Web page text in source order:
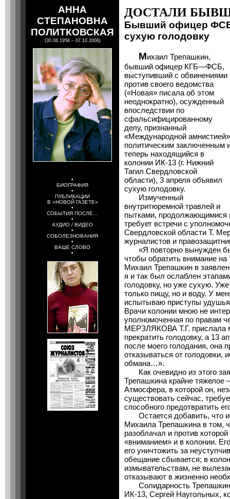
АННА
СТЕПАНОВНА
ПОЛИТКОВСКАЯ
(30.08.1958 – 07.10.2006)
•
БИОГРАФИЯ
•
ПУБЛИКАЦИИ
В «НОВОЙ ГАЗЕТЕ»
•
СОБЫТИЯ ПОСЛЕ…
•
АУДИО / ВИДЕО
•
СОБОЛЕЗНОВАНИЯ
•
ВАШЕ СЛОВО
•
ДОСТАЛИ
Бывший офицер
сухую голодовку
Михаил Трепашкин,
бывший офицер КГБ—ФСБ,
выступивший с обвинениями
против своего ведомства
(«Новая» писала об этом
неоднократно), осужденный
впоследствии по
сфальсифицированному
делу, признанный
«Международной амнистией»
политическим заключенным
теперь находящийся в
колонии ИК-13 (г. Нижний
Тагил Свердловской
области), 3 апреля объявил
сухую голодовку.
Измученный
внутритюремной травлей и
пытками, продолжающимися
требует встречи с
Свердловской области Т.
журналистов и
«Я повторно вынужден
чтобы обратить внимание
Михаил Трепашкин в
я и так был ослаблен
голодовку, но уже сухую.
только пищу, но и воду. У
испытываю приступы
Врачи колонии мною не
уполномоченная по правам
МЕРЗЛЯКОВА Т.Г. прислала
прекратить голодовку, а 13
после моего голодания, она
отказываться от голодовки,
обмана…».
Как очевидно из этого
Трепашкина крайне
Атмосфера, в которой он,
существовать сейчас,
способного предотвратить
Остается добавить, что
Михаила Трепашкина в том,
разоблачал и против
«вниманием» и в колонии.
его уничтожить за
обещание сбывается; в
измывательствам, не
отказывают в жизненно
Солидарность
ИК-13, Сергей Наугольных,